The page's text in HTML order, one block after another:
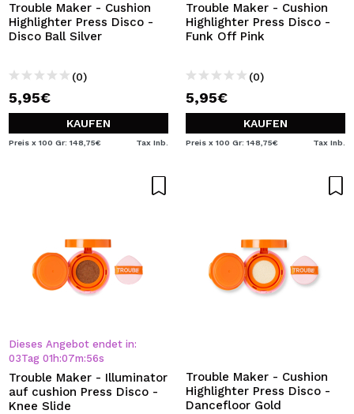
Durch die Erstellung eines Kontos bei Maquillalia.de
können Sie Ihre Einkäufe schnell tätigen, den Status Ihrer
Bestellungen überprüfen und Ihre bisherigen Vorgänge
BENUTZERKONTO ERSTELLEN
Trouble Maker - Cushion
Highlighter Press Disco -
Disco Ball Silver
(0)
5,95€
KAUFEN
Preis x 100 Gr: 148,75€ Tax Inb.
Trouble Maker - Cushion
Highlighter Press Disco -
Funk Off Pink
(0)
5,95€
KAUFEN
Preis x 100 Gr: 148,75€ Tax Inb.
Dieses Angebot endet in:
03Tag 01 h:07m:55s
Trouble Maker - Illuminator
auf cushion Press Disco -
Knee Slide
Trouble Maker - Cushion
Highlighter Press Disco -
Dancefloor Gold